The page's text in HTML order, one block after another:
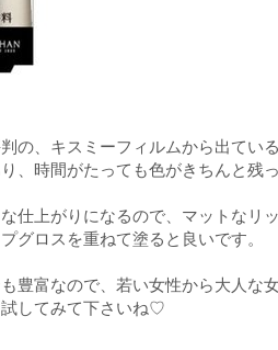
の、キスミーフィルムから出てい
、時間がたっても色がきちんと残
仕上がりになるので、マットなリ
グロスを重ねて塗ると良いです。
豊富なので、若い女性から大人な
してみて下さいね♡